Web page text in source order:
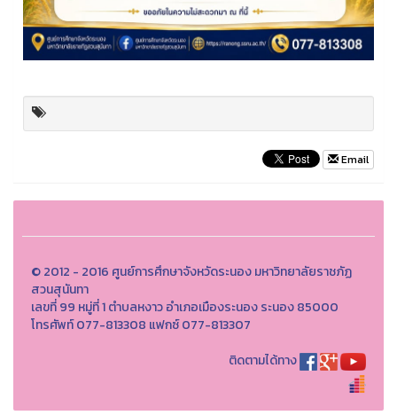
Email
© 2012 - 2016 ศูนย์การศึกษาจังหวัดระนอง มหาวิทยาลัยราชภัฏ
สวนสุนันทา
เลขที่ 99 หมู่ที่ 1 ตำบลหงาว อำเภอเมืองระนอง ระนอง 85000
โทรศัพท์ 077-813308 แฟกซ์ 077-813307
ติดตามได้ทาง